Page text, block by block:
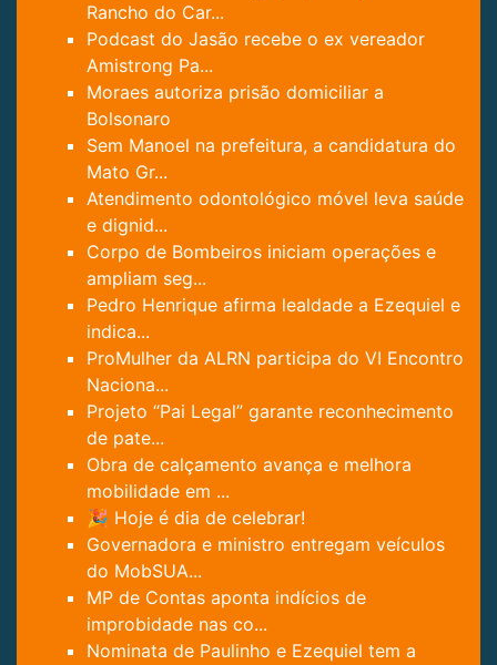
Rancho do Car...
Podcast do Jasão recebe o ex vereador
Amistrong Pa...
Moraes autoriza prisão domiciliar a
Bolsonaro
Sem Manoel na prefeitura, a candidatura do
Mato Gr...
Atendimento odontológico móvel leva saúde
e dignid...
Corpo de Bombeiros iniciam operações e
ampliam seg...
Pedro Henrique afirma lealdade a Ezequiel e
indica...
ProMulher da ALRN participa do VI Encontro
Naciona...
Projeto “Pai Legal” garante reconhecimento
de pate...
Obra de calçamento avança e melhora
mobilidade em ...
🎉 Hoje é dia de celebrar!
Governadora e ministro entregam veículos
do MobSUA...
MP de Contas aponta indícios de
improbidade nas co...
Nominata de Paulinho e Ezequiel tem a